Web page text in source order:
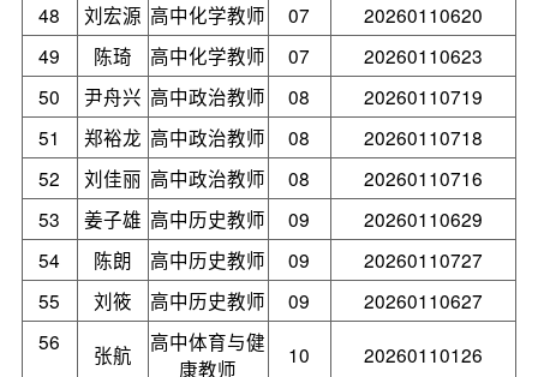
48
刘宏源 高中化学教师 07
20260110620
49
陈琦 高中化学教师 07
20260110623
50
尹舟兴 高中政治教师 08
20260110719
51
郑裕龙 高中政治教师 08
20260110718
52
刘佳丽 高中政治教师 08
20260110716
53
姜子雄 高中历史教师 09
20260110629
54
陈朗 高中历史教师 09
20260110727
55
刘筱 高中历史教师 09
20260110627
56
张航
高中体育与健
康教师
10 20260110126